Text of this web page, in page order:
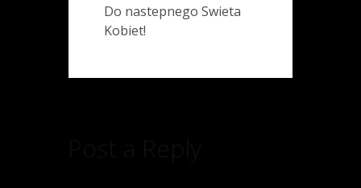
Do nastepnego Swieta
Kobiet!